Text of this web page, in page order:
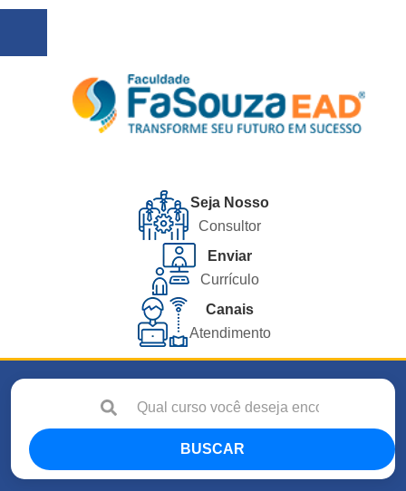
Seja Nosso
Consultor
Enviar
Currículo
Canais
Atendimento
BUSCAR